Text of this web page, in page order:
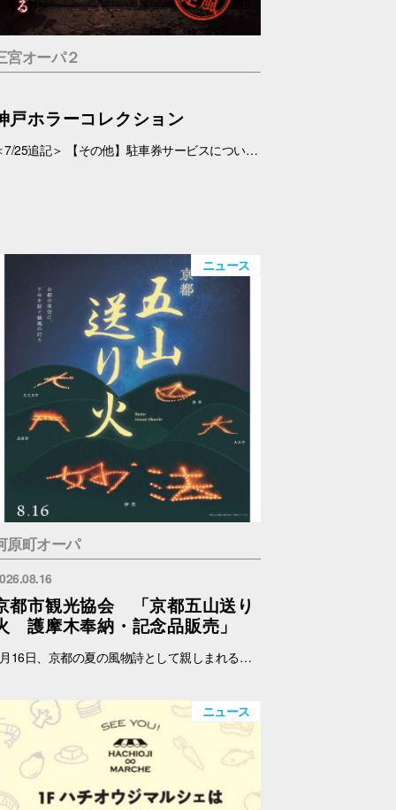
宮オーパ２
戸ホラーコレクション
＜7/25追記＞ 【その他】駐車券サービスについて、 対象外となっておりましたが、7/26(日)より、対象とさせていただきます。 ＜7/19追記＞ お化け屋敷の制作・プロデュース#エスプランニング が手掛ける本格お化け屋敷。 このお化け屋敷の主人公はあなたです。足を踏み入れてはいけない村に迷い込んだあなたの運命は…繋がる４つのストーリー 1.ルーム型「タブー」 友達を探している最中に、見つけた村を訪れたあなたの運命は…歩き回らないルーム型お化け屋敷です。狭い部屋内で繰り広げられる数々の恐怖体験… 2.暗闇型「ダークネス」 逃げた場所は、何も見えない闇… だが確実にあの化け物は私を追ってきている。手の感触を頼りに暗闇の中を進んで行く。暗闇に潜む化け物とは… 3.ウォークスルー型「ヴィレッジ」 暗闇を抜けてもまだ家の中だった…この家から外に出ろ！歩いて回る王道のお化け屋敷。とにかく前へ進み続けるしかない。 4.サウンド型「ドールズ」 私はあの化け物に見つからないように隠れた。私を探しているのは、あの化け物だけではない。ヘッドフォンだけで聞く恐怖。 【日程】 7/11(土)・7/12(日)、7/18(土)～9/23(水・祝) 【時間】 11:00～20:00(最終受付 19:30) 【場所】 5F 特設会場 【料金】 １.タブー 税込1,200円 ２.ダークネス 税込1,200円 ３.ヴィレッジ 税込1,500円 ４.ドールズ 税込1,200円 １～４セット券 税込4,500円 【その他】 ・入場券は会場のみでの販売となります。 ・お支払いは現金・PayPay（但しPayPayは7/18以降対応可能見込み） ・6才未満のお子さま、妊婦の方、アルコールを摂取されてる方は入場はご遠慮下さい。 ・駐車券サービスは対象外とさせていただきます。➡※7/26(日)より、対象となりました。
ニュース
原町オーパ
都市観光協会 「京都五山送り
護摩木奉納・記念品販売」
8月16日、京都の夏の風物詩として親しまれる京都五山送り火が執り行われます。 京都市観光協会では、伝統あるこの行事をより多くの人に知ってもらい、身近に触れていただくため、五山送り火をモチーフにしたオリジナルの扇子、記念符、手ぬぐい及び五山共通護摩木を制作・販売します。 また、各山の点火時に用いられる護摩木を受付し、各山に奉納します。 これらの販売における売上の一部は、五山送り火行事の保存・継承のために役立てられます。 日時：8月14日(金)～15日(土) 11:00～17:00 場所：メインエントランス横 店頭スペース（サマンサタバサ前） 内容：五山共通護摩木奉納、記念品販売 ※なくなり次第終了 ※奉納する山はご指定いただけません。 護摩木奉納・記念品販売に関する詳細およびお問い合わせは、下記ホームページをご覧ください。 京都市観光協会 https://www.kyokanko.or.jp/news/20260731_1/ 京都観光Navi https://ja.kyoto.travel/event/major/okuribi/
ニュース